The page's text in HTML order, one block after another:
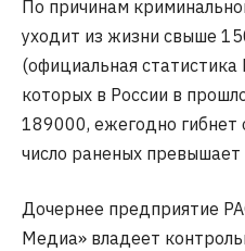
По причинам
уходит из жизни свыше
(официальная
которых в России в
189000, ежегодно гибнет
число раненых
Дочернее предприятие
Медиа» владеет